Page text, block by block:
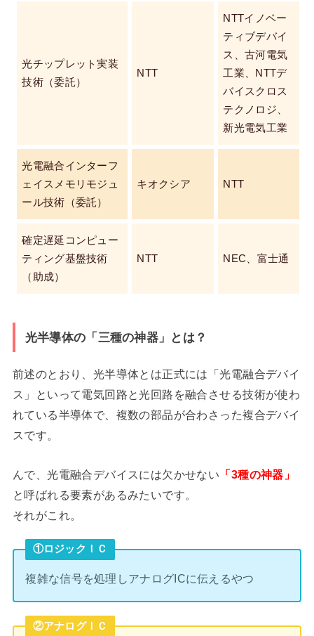
光チップレット実装
技術（委託）
NTT
NTTイノベー
ティブデバイ
ス、古河電気
工業、NTTデ
バイスクロス
テクノロジ、
新光電気工業
光電融合インターフ
ェイスメモリモジュ
ール技術（委託）
キオクシア NTT
確定遅延コンピュー
ティング基盤技術
（助成）
NTT NEC、富士通
光半導体の「三種の神器」とは？
前述のとおり、光半導体とは正式には「光電融合デバイ
ス」といって電気回路と光回路を融合させる技術が使わ
れている半導体で、複数の部品が合わさった複合デバイ
スです。
んで、光電融合デバイスには欠かせない 「3種の神器」
と呼ばれる要素があるみたいです。
それがこれ。
①ロジックＩＣ
複雑な信号を処理しアナログICに伝えるやつ
②アナログＩＣ